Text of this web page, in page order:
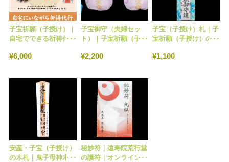
子宝祈願（子授け）｜
自宅でできる祈祷代行
¥6,000
子宝御守（夫婦セッ
ト）｜子宝祈願（子授
イン授与所 No.105
¥2,200
子宝（子授け）札｜子
宝祈願（子授け）のお
No.14
¥1,100
安産・子宝（子授け）
の木札｜鬼子母神木札
秘妙符｜遠寿院荒行堂
の護符｜オンライン授